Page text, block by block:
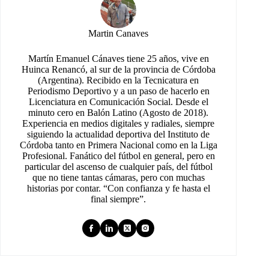
Martin Canaves
Martín Emanuel Cánaves tiene 25 años, vive en
Huinca Renancó, al sur de la provincia de Córdoba
(Argentina). Recibido en la Tecnicatura en
Periodismo Deportivo y a un paso de hacerlo en
Licenciatura en Comunicación Social. Desde el
minuto cero en Balón Latino (Agosto de 2018).
Experiencia en medios digitales y radiales, siempre
siguiendo la actualidad deportiva del Instituto de
Córdoba tanto en Primera Nacional como en la Liga
Profesional. Fanático del fútbol en general, pero en
particular del ascenso de cualquier país, del fútbol
que no tiene tantas cámaras, pero con muchas
historias por contar. “Con confianza y fe hasta el
final siempre”.